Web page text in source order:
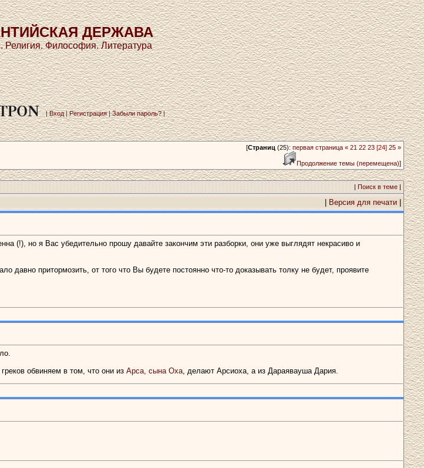
ДЕРЖАВА
Религия. Философия. Литература
|Вход|Регистрация|Забыли пароль?|
[Страниц (25): первая страница « 21 22 23 [24] 25 »
Продолжение темы (перемещена)]
|Поиск в теме|
Версия для печати
(!), но я Вас убедительно прошу давайте закончим эти разборки, они уже выглядят некрасиво и
притормозить, от того что Вы будете постоянно что-то доказывать толку не будет, проявите
обвиняем в том, что они из Арса, сына Оха, делают Арсиоха, а из Дараявауша Дария.